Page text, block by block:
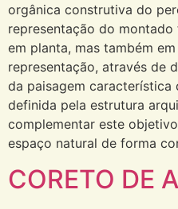
orgânica construtiva do
representação do
em planta, mas também
representação, através de
da paisagem característica
definida pela estrutura
complementar este
espaço natural de forma
CORETO DE